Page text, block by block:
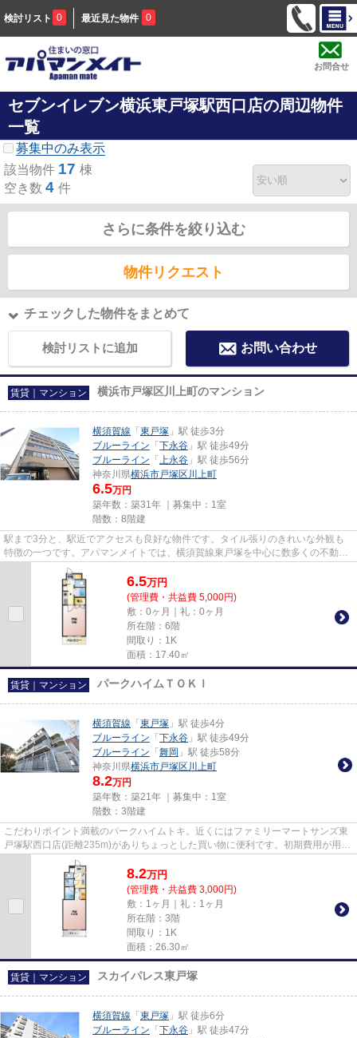
検討リスト 0 最近見た物件 0
お問合せ
セブンイレブン横浜東戸塚駅西口店の周辺物件
一覧
募集中のみ表示
該当物件 17 棟
空き数 4 件
さらに条件を絞り込む
物件リクエスト
チェックした物件をまとめて
検討リストに追加 お問い合わせ
賃貸｜マンション 横浜市戸塚区川上町のマンション
横須賀線 「 東戸塚 」駅 徒歩3分
ブルーライン 「 下永谷 」駅 徒歩49分
ブルーライン 「 上永谷 」駅 徒歩56分
神奈川県横浜市戸塚区 川上町
6.5万円
築年数：築31年 ｜募集中： 1室
階数：8階建
駅まで3分と、駅近でアクセスも良好な物件です。タイル張りのきれいな外観も
特徴の一つです。アパマンメイトでは、横須賀線東戸塚を中心に数多くの不動産
情報を取り扱っております。駅...
6.5万円
(管理費・共益費 5,000円)
敷：0ヶ月｜礼：0ヶ月
所在階：6階
間取り：1K
面積：17.40㎡
賃貸｜マンション パークハイムＴＯＫＩ
横須賀線 「 東戸塚 」駅 徒歩4分
ブルーライン 「 下永谷 」駅 徒歩49分
ブルーライン 「 舞岡 」駅 徒歩58分
神奈川県横浜市戸塚区 川上町
8.2万円
築年数：築21年 ｜募集中： 1室
階数：3階建
こだわりポイント満載のパークハイムトキ。近くにはファミリーマートサンズ東
戸塚駅西口店(距離235m)がありちょっとした買い物に便利です。初期費用が用意
出来なくても安心。カード決...
8.2万円
(管理費・共益費 3,000円)
敷：1ヶ月｜礼：1ヶ月
所在階：3階
間取り：1K
面積：26.30㎡
賃貸｜マンション スカイパレス東戸塚
横須賀線 「 東戸塚 」駅 徒歩6分
ブルーライン 「 下永谷 」駅 徒歩47分